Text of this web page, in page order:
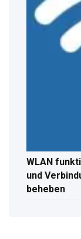
WLAN
und
beheben